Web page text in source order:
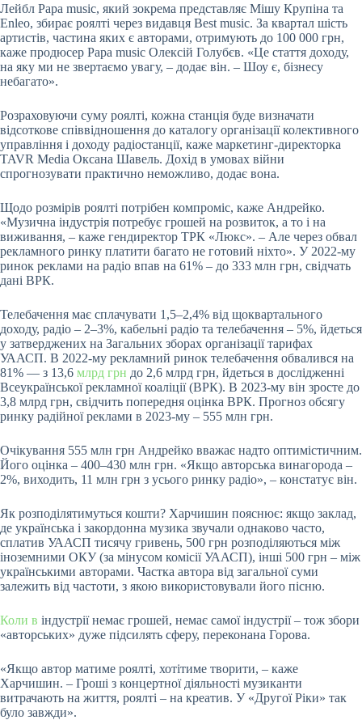
Лейбл Papa music, який зокрема представляє Мішу Крупіна та
Enleo, збирає роялті через видавця Best music. За квартал шість
артистів, частина яких є авторами, отримують до 100 000 грн,
каже продюсер Papa music Олексій Голубєв. «Це стаття доходу,
на яку ми не звертаємо увагу, – додає він. – Шоу є, бізнесу
небагато».
Розраховуючи суму роялті, кожна станція буде визначати
відсоткове співвідношення до каталогу організації колективного
управління і доходу радіостанції, каже маркетинг-директорка
TAVR Mediа Оксана Шавель. Дохід в умовах війни
спрогнозувати практично неможливо, додає вона.
Щодо розмірів роялті потрібен компроміс, каже Андрейко.
«Музична індустрія потребує грошей на розвиток, а то і на
виживання, – каже гендиректор ТРК «Люкс». – Але через обвал
рекламного ринку платити багато не готовий ніхто». У 2022-му
ринок реклами на радіо впав на 61% – до 333 млн грн, свідчать
дані ВРК.
Телебачення має сплачувати 1,5–2,4% від щоквартального
доходу, радіо – 2–3%, кабельні радіо та телебачення – 5%, йдеться
у затверджених на Загальних зборах організації тарифах
УААСП. В 2022-му рекламний ринок телебачення обвалився на
81% — з 13,6 млрд грн до 2,6 млрд грн, йдеться в дослідженні
Всеукраїнської рекламної коаліції (ВРК). В 2023-му він зросте до
3,8 млрд грн, свідчить попередня оцінка ВРК. Прогноз обсягу
ринку радійної реклами в 2023-му – 555 млн грн.
Очікування 555 млн грн Андрейко вважає надто оптимістичним.
Його оцінка – 400–430 млн грн. «Якщо авторська винагорода –
2%, виходить, 11 млн грн з усього ринку радіо», – констатує він.
Як розподілятимуться кошти? Харчишин пояснює: якщо заклад,
де українська і закордонна музика звучали однаково часто,
сплатив УААСП тисячу гривень, 500 грн розподіляються між
іноземними ОКУ (за мінусом комісії УААСП), інші 500 грн – між
українськими авторами. Частка автора від загальної суми
залежить від частоти, з якою використовували його пісню.
Коли в індустрії немає грошей, немає самої індустрії – тож збори
«авторських» дуже підсилять сферу, переконана Горова.
«Якщо автор матиме роялті, хотітиме творити, – каже
Харчишин. – Гроші з концертної діяльності музиканти
витрачають на життя, роялті – на креатив. У «Другої Ріки» так
було завжди».